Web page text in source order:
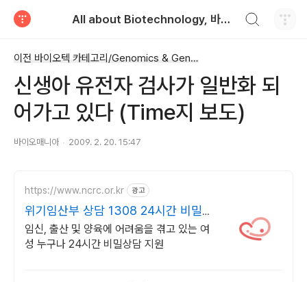
All about Biotechnology, 바이오텍의 모든 것
이전 바이오텍 카테고리/Genomics & Genetics
신생아 유전자 검사가 일반화 되
어가고 있다 (Time지 보도)
바이오매니아 2009. 2. 20. 15:47
https://www.ncrc.or.kr 광고
위기임산부 상담 1308 24시간 비밀상
담
임신, 출산 및 양육에 어려움을 겪고 있는 여
성 누구나 24시간 비밀상담 지원